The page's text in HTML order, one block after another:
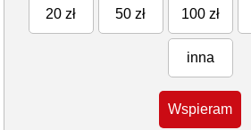
20 zł 50 zł 100 zł
inna
Wspieram